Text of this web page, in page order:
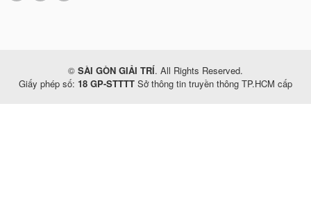
© SÀI GÒN GIẢI TRÍ. All Rights Reserved.
Giấy phép số: 18 GP-STTTT Sở thông tin truyền thông TP.HCM cấp